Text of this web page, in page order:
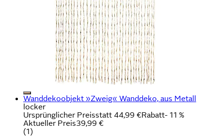
Wanddekoobjekt »Zweig« Wanddeko, aus Metall
locker
Ursprünglicher Preisstatt 44,99 €Rabatt- 11 %
Aktueller Preis39,99 €
(1)